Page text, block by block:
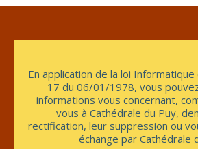
En application de la loi
17 du 06/01/1978, vous
informations vous concernant,
vous à Cathédrale du Puy,
rectification, leur suppression ou
échange par Cathédrale